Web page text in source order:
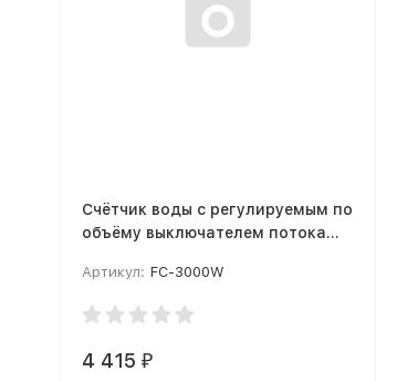
Счётчик воды с регулируемым по
объёму выключателем потока
Артикул: FC-3000W
4 415 ₽